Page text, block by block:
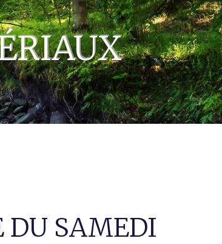
DU SAMEDI